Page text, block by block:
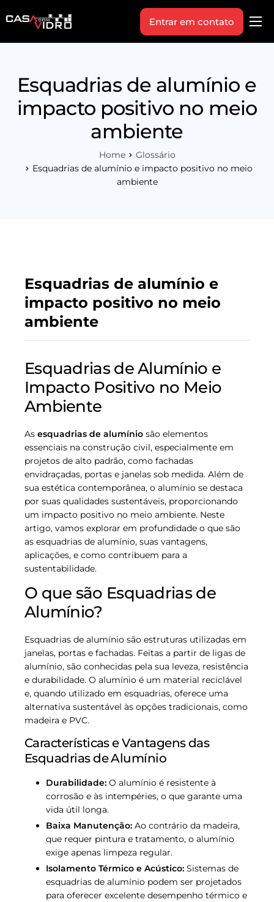
Produtos
Indique+
Blog
Vagas
Entrar em contato
Esquadrias de alumínio e
impacto positivo no meio
ambiente
Home
Glossário
Esquadrias de alumínio e impacto positivo no meio
ambiente
Esquadrias de alumínio e
impacto positivo no meio
ambiente
Esquadrias de Alumínio e
Impacto Positivo no Meio
Ambiente
As esquadrias de alumínio são elementos
essenciais na construção civil, especialmente em
projetos de alto padrão, como fachadas
envidraçadas, portas e janelas sob medida. Além de
sua estética contemporânea, o alumínio se destaca
por suas qualidades sustentáveis, proporcionando
um impacto positivo no meio ambiente. Neste
artigo, vamos explorar em profundidade o que são
as esquadrias de alumínio, suas vantagens,
aplicações, e como contribuem para a
sustentabilidade.
O que são Esquadrias de
Alumínio?
Esquadrias de alumínio são estruturas utilizadas em
janelas, portas e fachadas. Feitas a partir de ligas de
alumínio, são conhecidas pela sua leveza, resistência
e durabilidade. O alumínio é um material reciclável
e, quando utilizado em esquadrias, oferece uma
alternativa sustentável às opções tradicionais, como
madeira e PVC.
Características e Vantagens das
Esquadrias de Alumínio
Durabilidade: O alumínio é resistente à
corrosão e às intempéries, o que garante uma
vida útil longa.
Baixa Manutenção: Ao contrário da madeira,
que requer pintura e tratamento, o alumínio
exige apenas limpeza regular.
Isolamento Térmico e Acústico: Sistemas de
esquadrias de alumínio podem ser projetados
para oferecer excelente desempenho térmico e